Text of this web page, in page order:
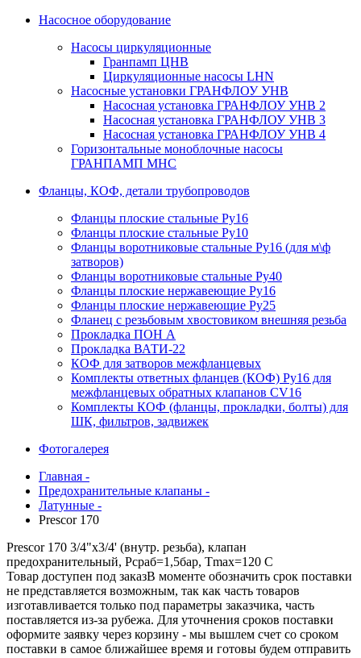
Насосное оборудование
Насосы циркуляционные
Гранпамп ЦНВ
Циркуляционные насосы LHN
Насосные установки ГРАНФЛОУ УНВ
Насосная установка ГРАНФЛОУ УНВ 2
Насосная установка ГРАНФЛОУ УНВ 3
Насосная установка ГРАНФЛОУ УНВ 4
Горизонтальные моноблочные насосы
ГРАНПАМП МНС
Фланцы, КОФ, детали трубопроводов
Фланцы плоские стальные Ру16
Фланцы плоские стальные Ру10
Фланцы воротниковые стальные Ру16 (для м\ф
затворов)
Фланцы воротниковые стальные Ру40
Фланцы плоские нержавеющие Ру16
Фланцы плоские нержавеющие Ру25
Фланец с резьбовым хвостовиком внешняя резьба
Прокладка ПОН А
Прокладка ВАТИ-22
КОФ для затворов межфланцевых
Комплекты ответных фланцев (КОФ) Ру16 для
межфланцевых обратных клапанов CV16
Комплекты КОФ (фланцы, прокладки, болты) для
ШК, фильтров, задвижек
Фотогалерея
Главная -
Предохранительные клапаны -
Латунные -
Prescor 170
Prescor 170 3/4"x3/4' (внутр. резьба), клапан
предохранительный, Рсраб=1,5бар, Tmax=120 C
Товар доступен под заказВ моменте обозначить срок поставки
не представляется возможным, так как часть товаров
изготавливается только под параметры заказчика, часть
поставляется из-за рубежа. Для уточнения сроков поставки
оформите заявку через корзину - мы вышлем счет со сроком
поставки в самое ближайшее время и готовы будем отправить